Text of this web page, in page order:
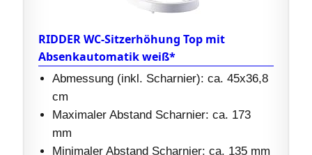
RIDDER WC-Sitzerhöhung Top mit
Absenkautomatik weiß*
Abmessung (inkl. Scharnier): ca. 45x36,8
cm
Maximaler Abstand Scharnier: ca. 173
mm
Minimaler Abstand Scharnier: ca. 135 mm